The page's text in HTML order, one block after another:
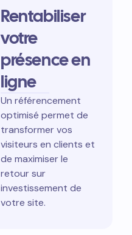
Rentabiliser
votre
présence en
ligne
Un référencement
optimisé permet de
transformer vos
visiteurs en clients et
de maximiser le
retour sur
investissement de
votre site.